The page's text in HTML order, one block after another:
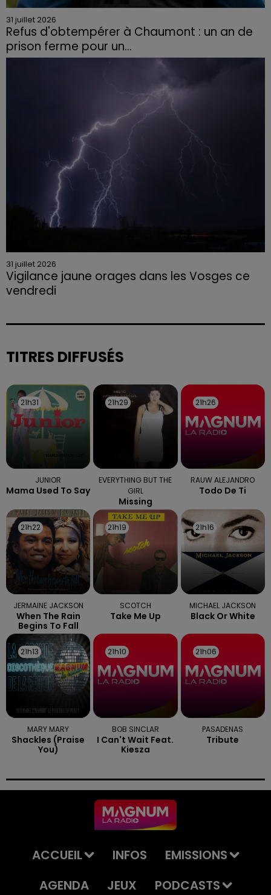
31 juillet 2026
Refus d'obtempérer à Chaumont : un an de
prison ferme pour un...
Le tribunal a également prononcé l'annulation de son
31 juillet 2026
Vigilance jaune orages dans les Vosges ce
vendredi
sont attendues en deuxième partie d'après-midi,
TITRES DIFFUSÉS
21h31
21h31
JUNIOR
Mama Used To Say
21h29
21h29
EVERYTHING BUT THE
GIRL
Missing
21h26
21h26
RAUW ALEJANDRO
Todo De Ti
21h22
21h22
JERMAINE JACKSON
When The Rain
Begins To Fall
21h19
21h19
SCOTCH
Take Me Up
21h16
21h16
MICHAEL JACKSON
Black Or White
21h13
21h13
MARY MARY
Shackles (praise
You)
21h10
21h10
BOB SINCLAR
I Can't Wait Feat.
Kiesza
21h06
21h06
PASADENAS
Tribute
ACCUEIL INFOS
EMISSIONS
AGENDA
JEUX PODCASTS